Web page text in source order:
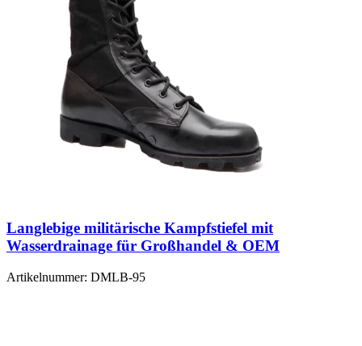
Langlebige militärische Kampfstiefel mit
Wasserdrainage für Großhandel & OEM
Artikelnummer: DMLB-95